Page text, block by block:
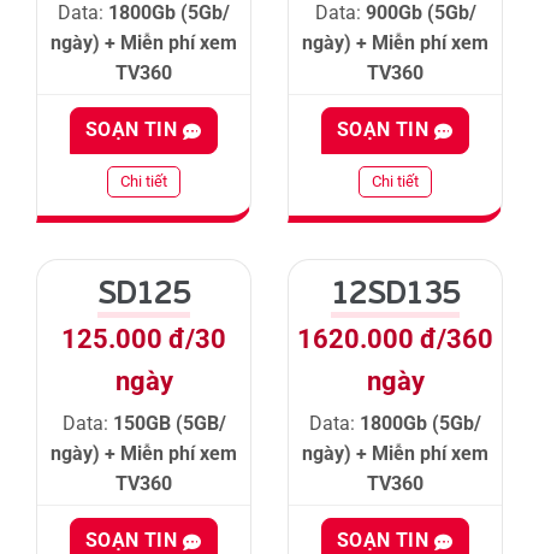
Data: 1800Gb (5Gb/
ngày) + Miễn phí xem
TV360
SOẠN TIN
Chi tiết
Data: 900Gb (5Gb/
ngày) + Miễn phí xem
TV360
SOẠN TIN
Chi tiết
SD125
125.000 đ/30
ngày
Data: 150GB (5GB/
ngày) + Miễn phí xem
TV360
SOẠN TIN
12SD135
1620.000 đ/360
ngày
Data: 1800Gb (5Gb/
ngày) + Miễn phí xem
TV360
SOẠN TIN